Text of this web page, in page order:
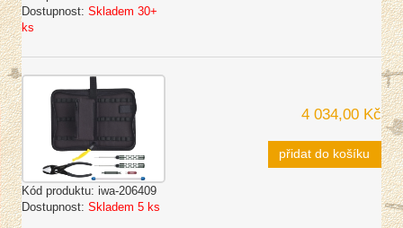
Dostupnost: Skladem 30+
ks
Kód produktu: iwa-206409
Dostupnost: Skladem 5 ks
4 034,00 Kč
přidat do košíku